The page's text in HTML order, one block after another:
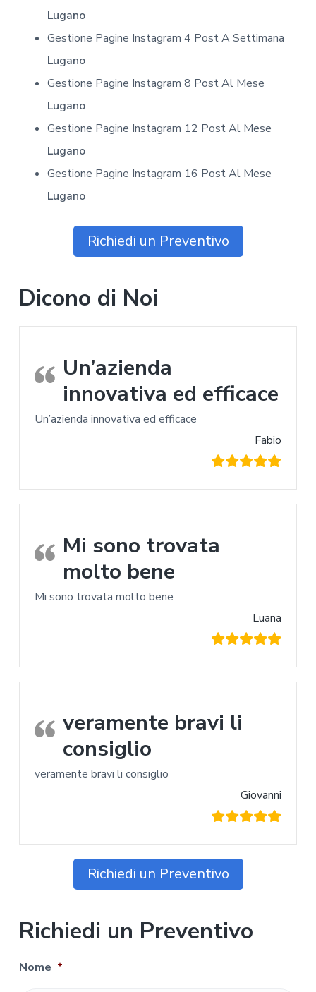
Lugano
Gestione Pagine Instagram 4 Post A Settimana
Lugano
Gestione Pagine Instagram 8 Post Al Mese
Lugano
Gestione Pagine Instagram 12 Post Al Mese
Lugano
Gestione Pagine Instagram 16 Post Al Mese
Lugano
Richiedi un Preventivo
Dicono di Noi
Un’azienda
innovativa ed efficace
Un’azienda innovativa ed efficace
Fabio
Mi sono trovata
molto bene
Mi sono trovata molto bene
Luana
veramente bravi li
consiglio
veramente bravi li consiglio
Giovanni
Richiedi un Preventivo
Richiedi un Preventivo
Nome *